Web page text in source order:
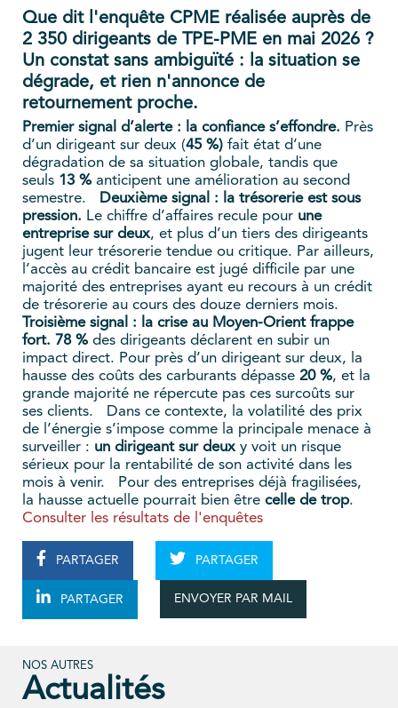
Que dit l'enquête CPME réalisée auprès de
2 350 dirigeants de TPE-PME en mai 2026 ?
Un constat sans ambiguïté : la situation se
dégrade, et rien n'annonce de
retournement proche.
Premier signal d’alerte : la confiance s’effondre. Près
d’un dirigeant sur deux (45 %) fait état d’une
dégradation de sa situation globale, tandis que
seuls 13 % anticipent une amélioration au second
semestre.
Deuxième signal : la trésorerie est sous
pression. Le chiffre d’affaires recule pour une
entreprise sur deux, et plus d’un tiers des dirigeants
jugent leur trésorerie tendue ou critique. Par ailleurs,
l’accès au crédit bancaire est jugé difficile par une
majorité des entreprises ayant eu recours à un crédit
de trésorerie au cours des douze derniers mois.
Troisième signal : la crise au Moyen-Orient frappe
fort. 78 % des dirigeants déclarent en subir un
impact direct. Pour près d’un dirigeant sur deux, la
hausse des coûts des carburants dépasse 20 %, et la
grande majorité ne répercute pas ces surcoûts sur
ses clients. Dans ce contexte, la volatilité des prix
de l’énergie s’impose comme la principale menace à
surveiller : un dirigeant sur deuxy voit un risque
sérieux pour la rentabilité de son activité dans les
mois à venir. Pour des entreprises déjà fragilisées,
la hausse actuelle pourrait bien être celle de trop.
Consulter les résultats de l'enquêtes
PARTAGER PARTAGER
PARTAGER ENVOYER PAR MAIL
NOS AUTRES
Actualités